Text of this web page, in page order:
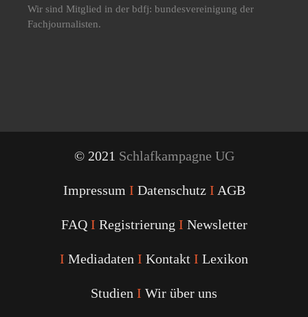
Wir sind Mitglied in der bdfj: bundesvereinigung der
Fachjournalisten.
© 2021 Schlafkampagne UG
Impressum I Datenschutz I AGB
FAQ I Registrierung I Newsletter
I Mediadaten I Kontakt I Lexikon
Studien I Wir über uns